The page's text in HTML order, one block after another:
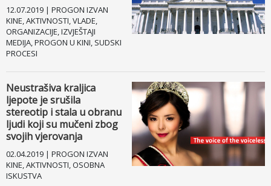
Najnovije vijesti
TV
Kontakt
Facebook
Drugi jezici
12.07.2019 | PROGON IZVAN
KINE, AKTIVNOSTI, VLADE,
ORGANIZACIJE, IZVJEŠTAJI
MEDIJA, PROGON U KINI, SUDSKI
PROCESI
Neustrašiva kraljica
ljepote je srušila
stereotip i stala u obranu
ljudi koji su mučeni zbog
svojih vjerovanja
02.04.2019 | PROGON IZVAN
KINE, AKTIVNOSTI, OSOBNA
ISKUSTVA